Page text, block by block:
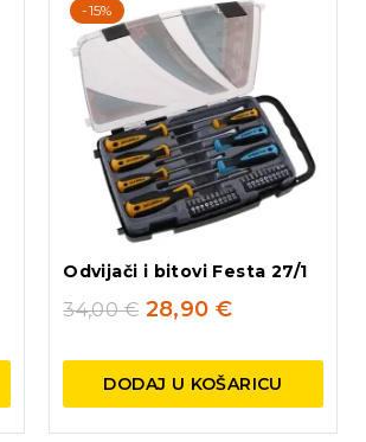
-15%
Odvijači i bitovi Festa 27/1
34,00€ 28,90 €
DODAJ U KOŠARICU